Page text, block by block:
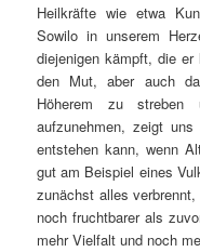
Heilkräfte wie etwa
Sowilo in unserem
diejenigen kämpft, die
den Mut, aber auch
Höherem zu streben
aufzunehmen, zeigt
entstehen kann, wenn
gut am Beispiel eines
zunächst alles
noch fruchtbarer als
mehr Vielfalt und noch